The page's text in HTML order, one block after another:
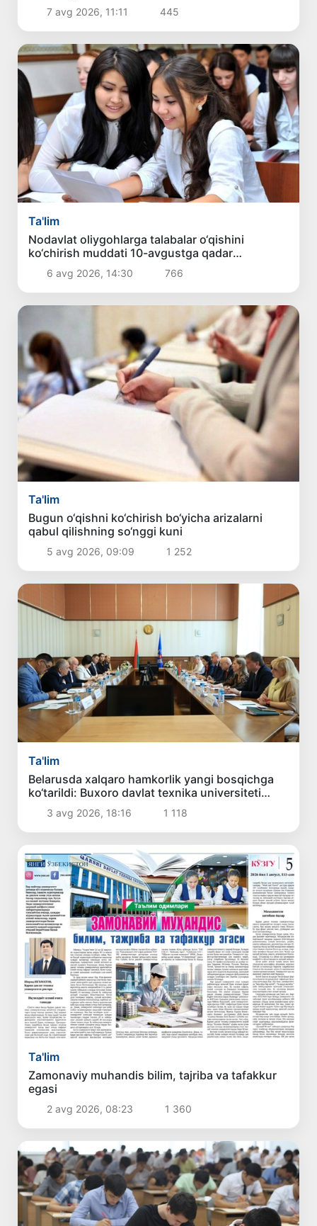
7 avg 2026, 11:11 445
Ta'lim
Nodavlat oliygohlarga talabalar o‘qishini
ko‘chirish muddati 10-avgustga qadar
uzaytirildi
6 avg 2026, 14:30 766
Ta'lim
Bugun o‘qishni ko‘chirish bo‘yicha arizalarni
qabul qilishning so‘nggi kuni
5 avg 2026, 09:09 1 252
Ta'lim
Belarusda xalqaro hamkorlik yangi bosqichga
ko‘tarildi: Buxoro davlat texnika universiteti
delegatsiyasining xizmat safari samarali
yakunlandi
3 avg 2026, 18:16 1 118
Ta'lim
Zamonaviy muhandis bilim, tajriba va tafakkur
egasi
2 avg 2026, 08:23 1 360